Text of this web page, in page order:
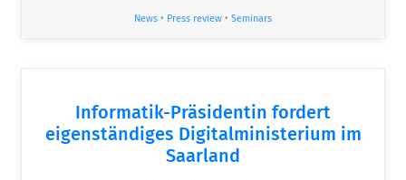
News • Press review • Seminars
Informatik-Präsidentin fordert
eigenständiges Digitalministerium im
Saarland